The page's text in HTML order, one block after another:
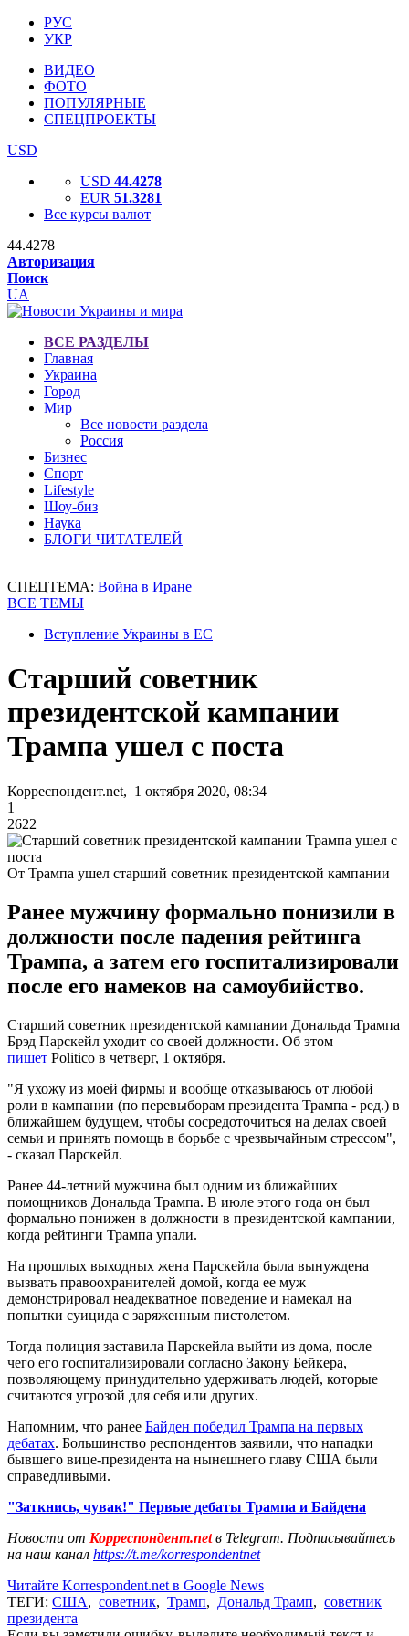
РУС
УКР
ВИДЕО
ФОТО
ПОПУЛЯРНЫЕ
СПЕЦПРОЕКТЫ
USD
USD 44.4278
EUR 51.3281
Все курсы валют
44.4278
Авторизация
Поиск
UA
ВСЕ РАЗДЕЛЫ
Главная
Украина
Город
Мир
Все новости раздела
Россия
Бизнес
Спорт
Lifestyle
Шоу-биз
Наука
БЛОГИ ЧИТАТЕЛЕЙ
СПЕЦТЕМА: Война в Иране
ВСЕ ТЕМЫ
Вступление Украины в ЕС
Старший советник
президентской кампании
Трампа ушел с поста
Корреспондент.net, 1 октября 2020, 08:34
1
2622
От Трампа ушел старший советник президентской кампании
Ранее мужчину формально понизили в
должности после падения рейтинга
Трампа, а затем его госпитализировали
после его намеков на самоубийство.
Старший советник президентской кампании Дональда Трампа
Брэд Парскейл уходит со своей должности. Об этом
пишет Politico в четверг, 1 октября.
"Я ухожу из моей фирмы и вообще отказываюсь от любой
роли в кампании (по перевыборам президента Трампа - ред.) в
ближайшем будущем, чтобы сосредоточиться на делах своей
семьи и принять помощь в борьбе с чрезвычайным стрессом",
- сказал Парскейл.
Ранее 44-летний мужчина был одним из ближайших
помощников Дональда Трампа. В июле этого года он был
формально понижен в должности в президентской кампании,
когда рейтинги Трампа упали.
На прошлых выходных жена Парскейла была вынуждена
вызвать правоохранителей домой, когда ее муж
демонстрировал неадекватное поведение и намекал на
попытки суицида с заряженным пистолетом.
Тогда полиция заставила Парскейла выйти из дома, после
чего его госпитализировали согласно Закону Бейкера,
позволяющему принудительно удерживать людей, которые
считаются угрозой для себя или других.
Напомним, что ранее Байден победил Трампа на первых
дебатах. Большинство респондентов заявили, что нападки
бывшего вице-президента на нынешнего главу США были
справедливыми.
"Заткнись, чувак!" Первые дебаты Трампа и Байдена
Новости от Корреспондент.netв Telegram. Подписывайтесь
на наш канал https://t.me/korrespondentnet
Читайте Korrespondent.net в Google News
ТЕГИ: США, советник, Трамп, Дональд Трамп, советник
президента